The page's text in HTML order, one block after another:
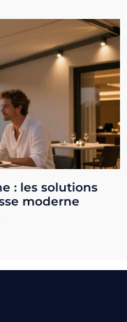
: les solutions
moderne